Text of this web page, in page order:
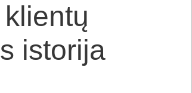
istorija